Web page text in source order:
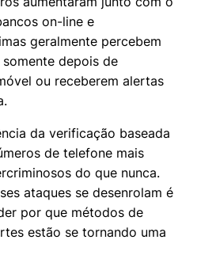
on-line e
geralmente percebem
depois de
ou receberem alertas
da verificação baseada
de telefone mais
do que nunca.
ataques se desenrolam é
por que métodos de
estão se tornando uma